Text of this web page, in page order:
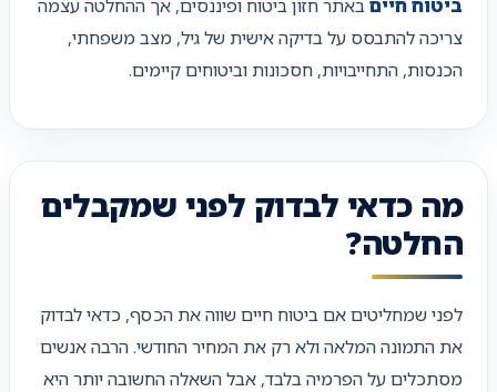
ביטוח חייםבאתר חזון ביטוח ופיננסים, אך ההחלטה עצמה
צריכה להתבסס על בדיקה אישית של גיל, מצב משפחתי,
הכנסות, התחייבויות, חסכונות וביטוחים קיימים.
מה כדאי לבדוק לפני שמקבלים
החלטה?
לפני שמחליטים אם ביטוח חיים שווה את הכסף, כדאי לבדוק
את התמונה המלאה ולא רק את המחיר החודשי. הרבה אנשים
מסתכלים על הפרמיה בלבד, אבל השאלה החשובה יותר היא